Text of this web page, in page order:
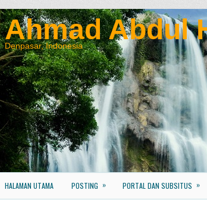
Ahmad Abdul
Denpasar, Indonesia
HALAMAN UTAMA POSTING » PORTAL DAN SUBSITUS »